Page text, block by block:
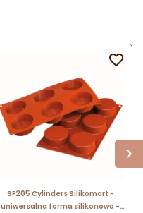
SF205 Cylinders Silikomart -
uniwersalna forma silikonowa -
